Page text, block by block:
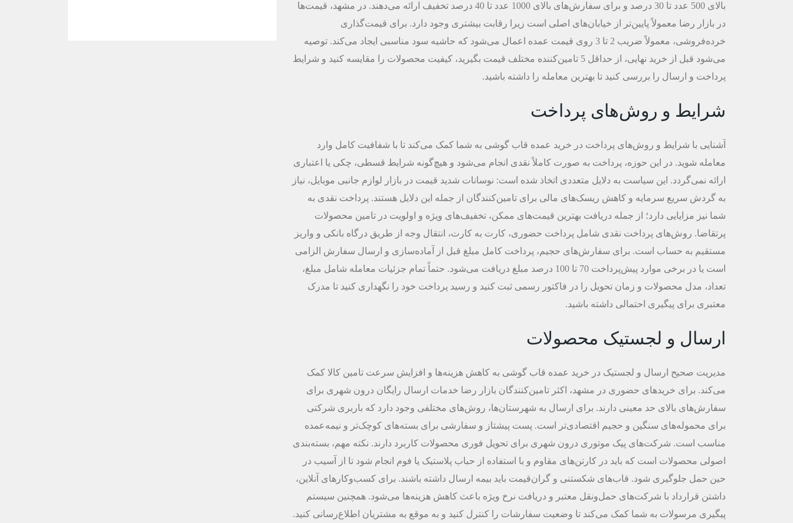
بالای 500 عدد تا 30 درصد و برای سفارش‌های بالای 1000 عدد تا 40 درصد تخفیف ارائه می‌دهند. در مشهد، قیمت‌ها
در بازار رضا معمولاً پایین‌تر از خیابان‌های اصلی است زیرا رقابت بیشتری وجود دارد. برای قیمت‌گذاری
خرده‌فروشی، معمولاً ضریب 2 تا 3 روی قیمت عمده اعمال می‌شود که حاشیه سود مناسبی ایجاد می‌کند. توصیه
می‌شود قبل از خرید نهایی، از حداقل 5 تامین‌کننده مختلف قیمت بگیرید، کیفیت محصولات را مقایسه کنید و شرایط
پرداخت و ارسال را بررسی کنید تا بهترین معامله را داشته باشید.
شرایط و روش‌های پرداخت
آشنایی با شرایط و روش‌های پرداخت در خرید عمده قاب گوشی به شما کمک می‌کند تا با شفافیت کامل وارد
معامله شوید. در این حوزه، پرداخت به صورت کاملاً نقدی انجام می‌شود و هیچ‌گونه شرایط قسطی، چکی یا اعتباری
ارائه نمی‌گردد. این سیاست به دلایل متعددی اتخاذ شده است: نوسانات شدید قیمت در بازار لوازم جانبی موبایل، نیاز
به گردش سریع سرمایه و کاهش ریسک‌های مالی برای تامین‌کنندگان از جمله این دلایل هستند. پرداخت نقدی به
شما نیز مزایایی دارد؛ از جمله دریافت بهترین قیمت‌های ممکن، تخفیف‌های ویژه و اولویت در تامین محصولات
پرتقاضا. روش‌های پرداخت نقدی شامل پرداخت حضوری، کارت به کارت، انتقال وجه از طریق درگاه بانکی و واریز
مستقیم به حساب است. برای سفارش‌های حجیم، پرداخت کامل مبلغ قبل از آماده‌سازی و ارسال سفارش الزامی
است یا در برخی موارد پیش‌پرداخت 70 تا 100 درصد مبلغ دریافت می‌شود. حتماً تمام جزئیات معامله شامل مبلغ،
تعداد، مدل محصولات و زمان تحویل را در فاکتور رسمی ثبت کنید و رسید پرداخت خود را نگهداری کنید تا مدرک
معتبری برای پیگیری احتمالی داشته باشید.
ارسال و لجستیک محصولات
مدیریت صحیح ارسال و لجستیک در خرید عمده قاب گوشی به کاهش هزینه‌ها و افزایش سرعت تامین کالا کمک
می‌کند. برای خریدهای حضوری در مشهد، اکثر تامین‌کنندگان بازار رضا خدمات ارسال رایگان درون شهری برای
سفارش‌های بالای حد معینی دارند. برای ارسال به شهرستان‌ها، روش‌های مختلفی وجود دارد که باربری شرکتی
برای محموله‌های سنگین و حجیم اقتصادی‌تر است. پست پیشتاز و سفارشی برای بسته‌های کوچک‌تر و نیمه‌عمده
مناسب است. شرکت‌های پیک موتوری درون شهری برای تحویل فوری محصولات کاربرد دارند. نکته مهم، بسته‌بندی
اصولی محصولات است که باید در کارتن‌های مقاوم و با استفاده از حباب پلاستیک یا فوم انجام شود تا از آسیب در
حین حمل جلوگیری شود. قاب‌های شکستنی و گران‌قیمت باید بیمه ارسال داشته باشند. برای کسب‌وکارهای آنلاین،
داشتن قرارداد با شرکت‌های حمل‌ونقل معتبر و دریافت نرخ ویژه باعث کاهش هزینه‌ها می‌شود. همچنین سیستم
پیگیری مرسولات به شما کمک می‌کند تا وضعیت سفارشات را کنترل کنید و به موقع به مشتریان اطلاع‌رسانی کنید.